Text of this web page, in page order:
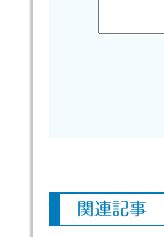
関連記事